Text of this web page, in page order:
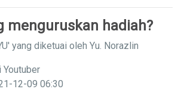
menguruskan hadiah?
yang diketuai oleh Yu. Norazlin
Youtuber
12-09 06:30